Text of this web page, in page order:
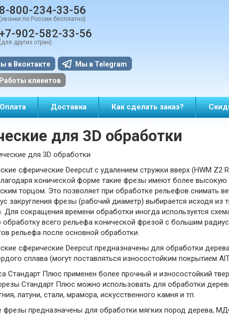
8-800-234-33-56
(звонки по России бесплатно)
+7-902-582-33-56
(для других стран)
в Вконтакте Мы в Telegram
Работы клиентов
Оплата Доставка Как сделать заказ?
для 3D обработки
для 3D обработки
сферические Deepcut с удалением стружки вверх (HWM Z2
конической форме такие фрезы имеют более
торцом. Это позволяет при обработке рельефов снимать
закругления фрезы (рабочий диаметр) выбирается исходя из
Для сокращения времени обработки иногда используется
всего рельефа конической фрезой с большим
рельефа после основной обработки.
сферические Deepcut предназначены для обработки
сплава (могут поставляться износостойким покрытием
Стандарт Плюс применен более прочный и износостойкий
Стандарт Плюс можно использовать для обработки
латуни, стали, мрамора, искусственного камня и тп.
предназначены для обработки мягких пород дерева,